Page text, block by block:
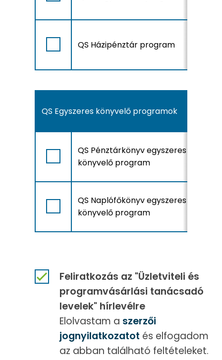
QS Házipénztár program
QS Egyszeres könyvelő programok
QS Pénztárkönyv egyszeres
könyvelő program
QS Naplófőkönyv egyszeres
könyvelő program
Feliratkozás az "Üzletviteli és
programvásárlási tanácsadó
levelek" hírlevélre
Elolvastam a szerzői
jognyilatkozatot és elfogadom
az abban található feltételeket.